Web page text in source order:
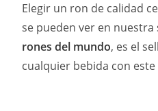
Elegir un ron de calidad
se pueden ver en nuestra
rones del mundo, es el
cualquier bebida con